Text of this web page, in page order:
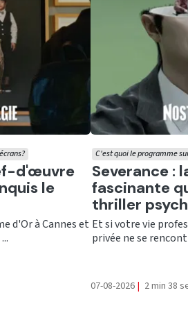
d'œuvre
le
d'Or à Cannes et
Ecouter
Severance :
fascinante
thriller
C'est quoi le programme
Et si votre vie
privée ne se
07-08-2026 | 2 min 38